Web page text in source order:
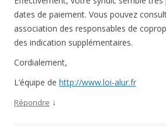
dates de paiement. Vous pouvez
association des responsables de
des indication supplémentaires.
Cordialement,
L’équipe de http://www.loi-alur.fr
Répondre ↓